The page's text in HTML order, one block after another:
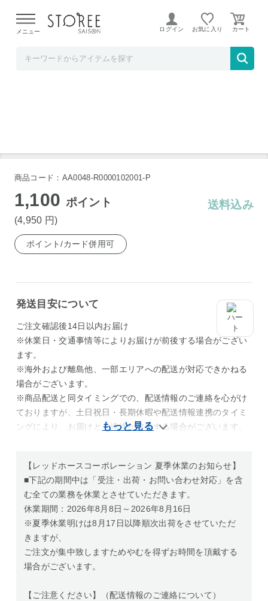
よる配送遅延が発生しております。
メニュー ログイン お気に入り
北海道 小樽 石狩鍋 2～3人前
商品コード：AA0048-R0000102001-P
1,100 ポイント
(4,950 円)
送料込み
ポイント/カード併用可
発送目安について
ご注文確認後14日以内お届け
※休業日・交通事情等によりお届けが前後する場合がござい
ます。
※海外および離島他、一部エリアへの配送が対応できかねる
場合がございます。
※商品配送と同タイミングでの、配送情報のご連絡を心がけ
ておりますが、土日祝日・長期休暇や配送情報連携のタイミ
ングにより、お届けとご連絡が前後する場合がございます。
【レッドホースコーポレーション 夏季休業のお知らせ】
■下記の期間中は「受注・出荷・お問い合わせ対応」を含
む全ての業務を休業とさせていただきます。
休業期間：2026年8月8日～2026年8月16日
※夏季休業明けは8月17日以降順次出荷をさせていただ
きますが、
ご注文が集中致しますためやむを得ずお時間を頂戴する
場合がございます。
【ご注意ください】（配送情報のご連絡について）